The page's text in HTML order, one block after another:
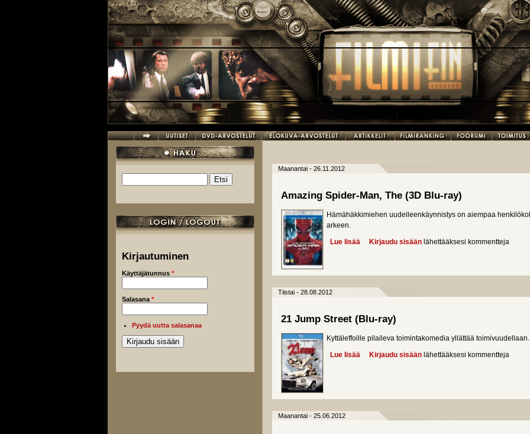
Hakulomake
Kirjautuminen
Käyttäjätunnus *
Salasana *
Pyydä uutta salasanaa
Maanantai - 26.11.2012
Amazing Spider-Man, The (3D Blu-ray)
Hämähäkkimiehen uudelleenkäynnistys on aiempaa
arkeen.
Lue lisää about Amazing Spider-Man, The (3D Blu-ray)
Kirjaudu sisään lähettääksesi kommentteja
Tiistai - 28.08.2012
21 Jump Street (Blu-ray)
Kyttäleffoille pilaileva toimintakomedia yllättää toimivuudellaan.
Lue lisää about 21 Jump Street (Blu-ray)
Kirjaudu sisään lähettääksesi kommentteja
Maanantai - 25.06.2012